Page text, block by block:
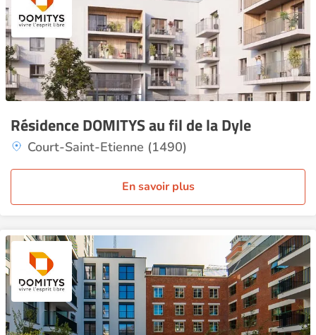
Résidence DOMITYS au fil de la Dyle
Court-Saint-Etienne (1490)
En savoir plus